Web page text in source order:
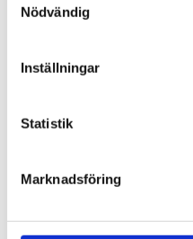
Nödvändig
Inställningar
Statistik
Marknadsföring
Fasonsax med utväxling Rosa,
HRC 65. *Film*